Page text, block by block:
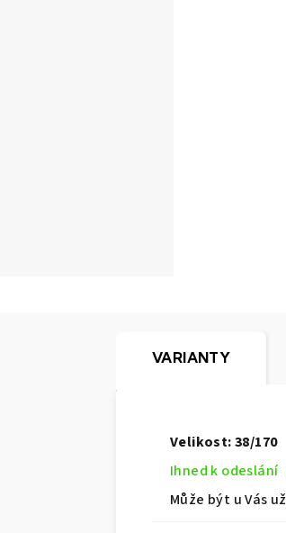
VARIANTY
Velikost: 38/170
Ihned k odeslání
Může být u Vás už